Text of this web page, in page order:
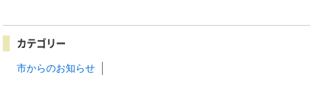
カテゴリー
市からのお知らせ